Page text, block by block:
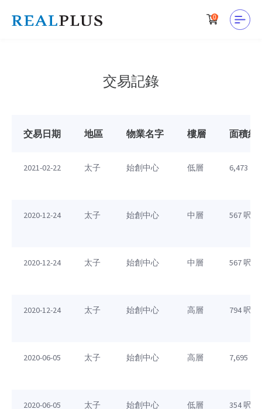
0
交易記錄
交易日期 地區 物業名字 樓層 面積約
2021-02-22 太子 始創中心 低層 6,473 呎
2020-12-24 太子 始創中心 中層 567 呎
2020-12-24 太子 始創中心 中層 567 呎
2020-12-24 太子 始創中心 高層 794 呎
2020-06-05 太子 始創中心 高層 7,695 呎
2020-06-05 太子 始創中心 低層 354 呎